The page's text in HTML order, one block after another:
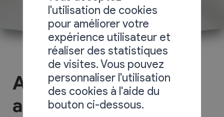
Apéro littéraire du 6
août
l'utilisation de cookies
pour améliorer votre
expérience utilisateur et
réaliser des statistiques
de visites. Vous pouvez
personnaliser l'utilisation
des cookies à l'aide du
bouton ci-dessous.